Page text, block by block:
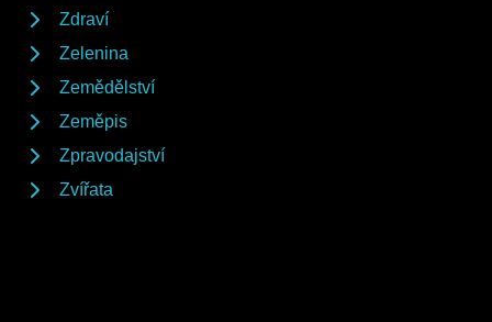
Zdraví
Zelenina
Zemědělství
Zeměpis
Zpravodajství
Zvířata